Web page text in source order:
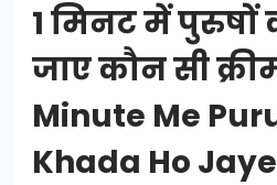
1 मिनट में पुरुषों
जाए कौन सी
Minute Me
Khada Ho